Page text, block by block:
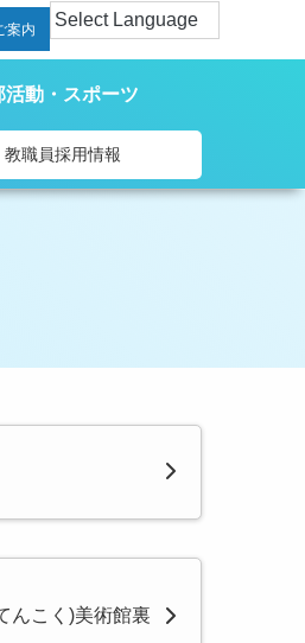
案内
活動・スポーツ
教職員採用情報
んこく)美術館裏